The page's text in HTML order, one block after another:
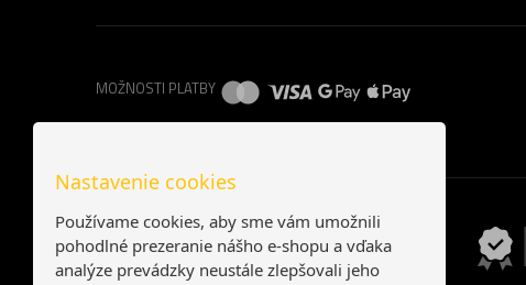
MOŽNOSTI PLATBY
Nastavenie cookies
Používame cookies, aby sme vám umožnili
pohodlné prezeranie nášho e-shopu a vďaka
analýze prevádzky neustále zlepšovali jeho